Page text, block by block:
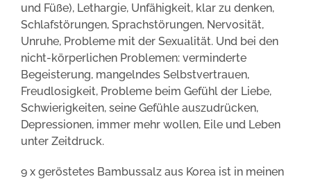
und Füße), Lethargie, Unfähigkeit, klar zu denken,
Schlafstörungen, Sprachstörungen, Nervosität,
Unruhe, Probleme mit der Sexualität. Und bei den
nicht-körperlichen Problemen: verminderte
Begeisterung, mangelndes Selbstvertrauen,
Freudlosigkeit, Probleme beim Gefühl der Liebe,
Schwierigkeiten, seine Gefühle auszudrücken,
Depressionen, immer mehr wollen, Eile und Leben
unter Zeitdruck.
9 x geröstetes Bambussalz aus Korea ist in meinen